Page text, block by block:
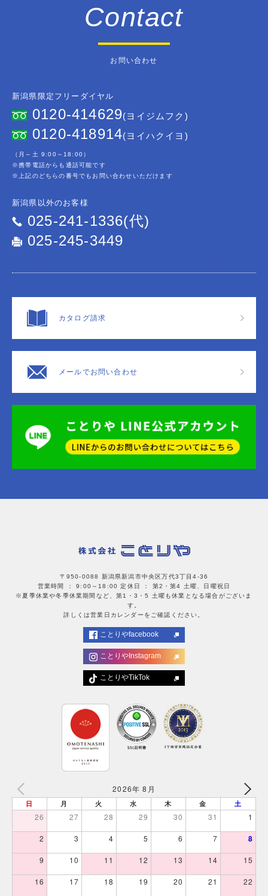
Contact
お問い合わせ
新潟県限定フリーダイヤル
0120-414629(ヨイジムフク)
0120-418914(ヨイハクイヨ)
（月～土 9:00～18:00）
※携帯電話からも通話可能です
※上記のどちらの番号でもお問い合わせいただけます
新潟県以外のお客様
025-241-1336(代)
025-245-3449
カタログ請求
メールでお問い合わせ
〒950-0088 新潟県新潟市中央区万代3丁目4-36
営業時間 ： 9:00～18:00 定休日 ： 第2・第4 土曜、日曜祝日
※夏季休業や冬季休業期間など、第1・3・5 土曜も休業となる場合がございま
す。
詳しくは営業日カレンダーをご確認ください。
ことりやfacebook
ことりやInstagram
ことりやTikTok
2026年 8月
日 月 火 水 木 金 土
26 27 28 29 30 31 1
2 3 4 5 6 7 8
9 10 11 12 13 14 15
16 17 18 19 20 21 22